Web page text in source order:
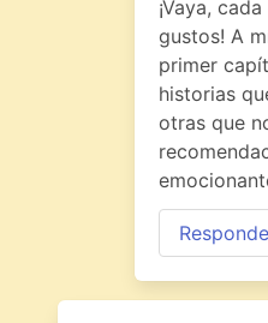
¡Vaya,
gustos! A
primer
historias
otras que